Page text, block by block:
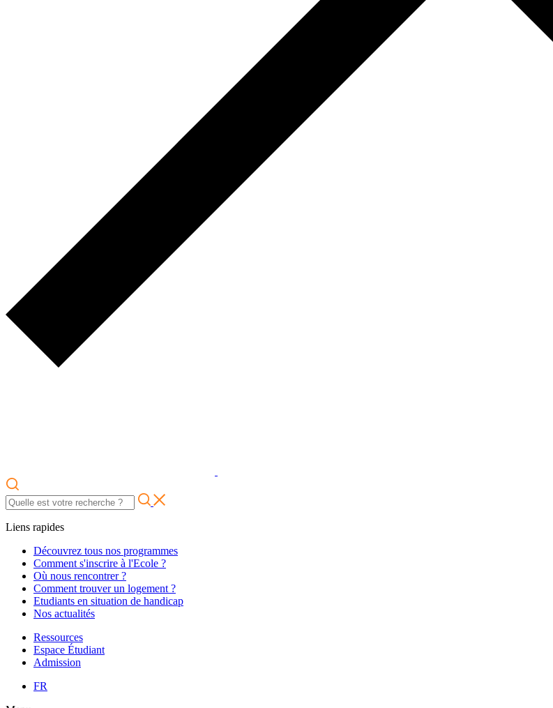
Liens rapides
Découvrez tous nos programmes
Comment s'inscrire à l'Ecole ?
Où nous rencontrer ?
Comment trouver un logement ?
Etudiants en situation de handicap
Nos actualités
Ressources
Espace Étudiant
Admission
FR